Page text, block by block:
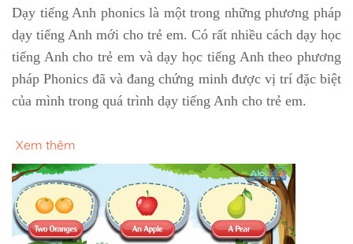
Dạy tiếng Anh phonics là một trong những phương pháp
dạy tiếng Anh mới cho trẻ em. Có rất nhiều cách dạy học
tiếng Anh cho trẻ em và dạy học tiếng Anh theo phương
pháp Phonics đã và đang chứng minh được vị trí đặc biệt
của mình trong quá trình dạy tiếng Anh cho trẻ em.
Xem thêm